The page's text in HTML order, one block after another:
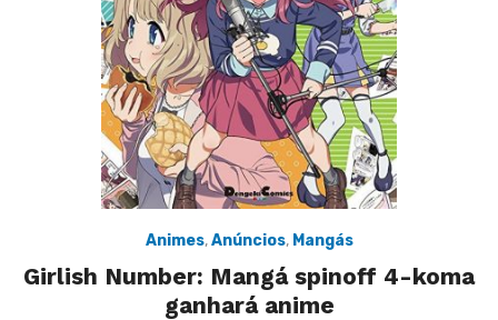
Animes,Anúncios, Mangás
Girlish Number: Mangá spinoff 4-koma
ganhará anime